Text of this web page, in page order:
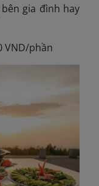
gia đình hay
VND/phần